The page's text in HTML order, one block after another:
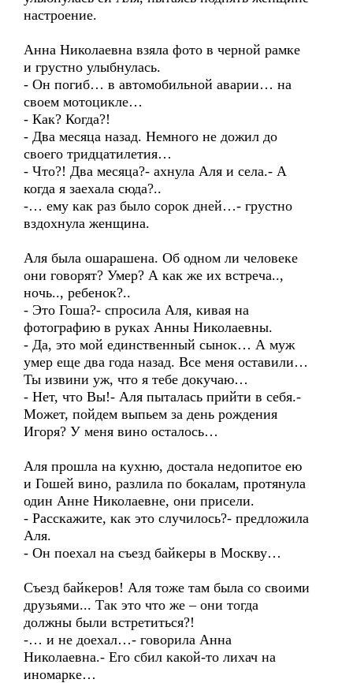
настроение.
Анна Николаевна взяла фото в черной рамке
и грустно улыбнулась.
- Он погиб… в автомобильной аварии… на
своем мотоцикле…
- Как? Когда?!
- Два месяца назад. Немного не дожил до
своего тридцатилетия…
- Что?! Два месяца?- ахнула Аля и села.- А
когда я заехала сюда?..
-… ему как раз было сорок дней…- грустно
вздохнула женщина.
Аля была ошарашена. Об одном ли человеке
они говорят? Умер? А как же их встреча..,
ночь.., ребенок?..
- Это Гоша?- спросила Аля, кивая на
фотографию в руках Анны Николаевны.
- Да, это мой единственный сынок… А муж
умер еще два года назад. Все меня оставили…
Ты извини уж, что я тебе докучаю…
- Нет, что Вы!- Аля пыталась прийти в себя.-
Может, пойдем выпьем за день рождения
Игоря? У меня вино осталось…
Аля прошла на кухню, достала недопитое ею
и Гошей вино, разлила по бокалам, протянула
один Анне Николаевне, они присели.
- Расскажите, как это случилось?- предложила
Аля.
- Он поехал на съезд байкеры в Москву…
Съезд байкеров! Аля тоже там была со своими
друзьями... Так это что же – они тогда
должны были встретиться?!
-… и не доехал…- говорила Анна
Николаевна.- Его сбил какой-то лихач на
иномарке…